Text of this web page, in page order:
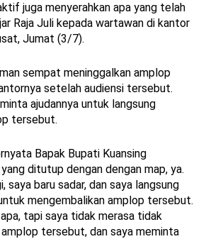
juga menyerahkan apa yang telah
Raja Juli kepada wartawan di kantor
Jumat (3/7).
sempat meninggalkan amplop
setelah audiensi tersebut.
ajudannya untuk langsung
tersebut.
Bapak Bupati Kuansing
ditutup dengan dengan map, ya.
saya baru sadar, dan saya langsung
mengembalikan amplop tersebut.
tapi saya tidak merasa tidak
tersebut, dan saya meminta